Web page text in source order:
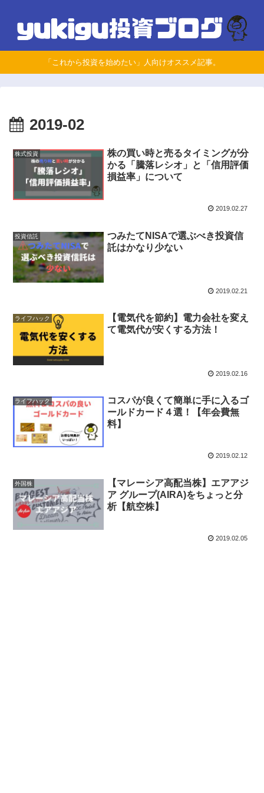
「これから投資を始めたい」人向けオススメ記事。
2019-02
株式投資
株の買い時と売るタイミングが分
かる「騰落レシオ」と「信用評価
損益率」について
2019.02.27
投資信託
つみたてNISAで選ぶべき投資信
託はかなり少ない
2019.02.21
ライフハック
【電気代を節約】電力会社を変え
て電気代が安くする方法！
2019.02.16
ライフハック
コスパが良くて簡単に手に入るゴ
ールドカード４選！【年会費無
料】
2019.02.12
外国株
【マレーシア高配当株】エアアジ
ア グループ(AIRA)をちょっと分
析【航空株】
2019.02.05